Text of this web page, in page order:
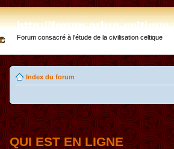
http://forum.arbre-
Forum consacré à l'étude de la civilisation celtique
Index du forum
QUI EST EN LIGNE